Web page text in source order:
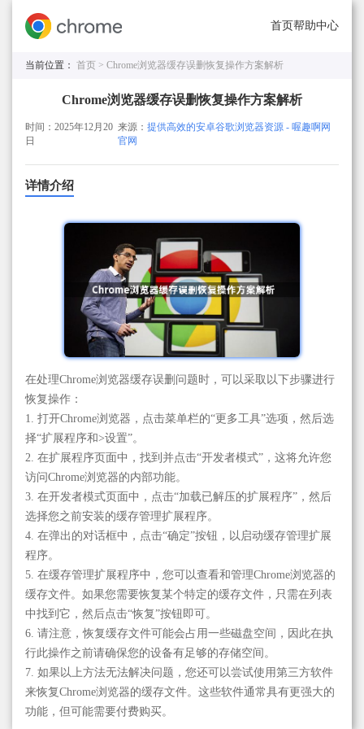
首页帮助中心
当前位置： 首页 > Chrome浏览器缓存误删恢复操作方案解析
Chrome浏览器缓存误删恢复操作方案解析
时间：2025年12月20
日
来源：提供高效的安卓谷歌浏览器资源 - 喔趣啊网
官网
详情介绍
在处理Chrome浏览器缓存误删问题时，可以采取以下步骤进行
恢复操作：
1. 打开Chrome浏览器，点击菜单栏的“更多工具”选项，然后选
择“扩展程序和>设置”。
2. 在扩展程序页面中，找到并点击“开发者模式”，这将允许您
访问Chrome浏览器的内部功能。
3. 在开发者模式页面中，点击“加载已解压的扩展程序”，然后
选择您之前安装的缓存管理扩展程序。
4. 在弹出的对话框中，点击“确定”按钮，以启动缓存管理扩展
程序。
5. 在缓存管理扩展程序中，您可以查看和管理Chrome浏览器的
缓存文件。如果您需要恢复某个特定的缓存文件，只需在列表
中找到它，然后点击“恢复”按钮即可。
6. 请注意，恢复缓存文件可能会占用一些磁盘空间，因此在执
行此操作之前请确保您的设备有足够的存储空间。
7. 如果以上方法无法解决问题，您还可以尝试使用第三方软件
来恢复Chrome浏览器的缓存文件。这些软件通常具有更强大的
功能，但可能需要付费购买。